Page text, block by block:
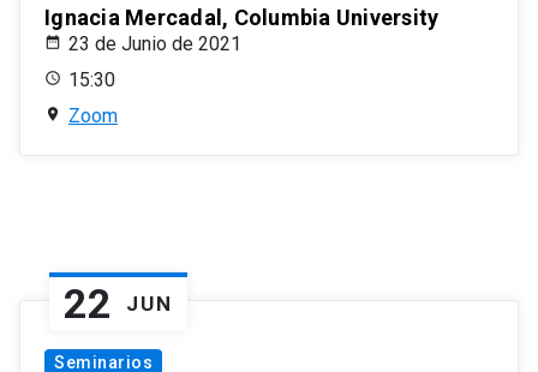
Ignacia Mercadal, Columbia University
23 de Junio de 2021
15:30
Zoom
22 JUN
Seminarios